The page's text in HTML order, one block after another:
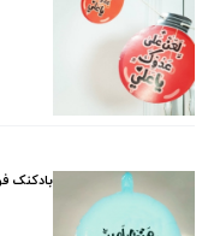
بادکنک